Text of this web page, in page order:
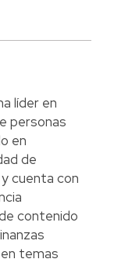
líder en
personas
en
de
cuenta con
contenido
temas